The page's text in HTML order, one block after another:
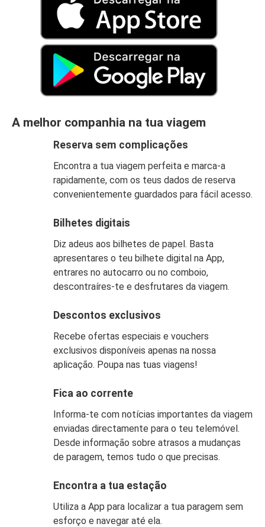
A melhor companhia na tua viagem
Reserva sem complicações
Encontra a tua viagem perfeita e marca-a
rapidamente, com os teus dados de reserva
convenientemente guardados para fácil acesso.
Bilhetes digitais
Diz adeus aos bilhetes de papel. Basta
apresentares o teu bilhete digital na App,
entrares no autocarro ou no comboio,
descontraíres-te e desfrutares da viagem.
Descontos exclusivos
Recebe ofertas especiais e vouchers
exclusivos disponíveis apenas na nossa
aplicação. Poupa nas tuas viagens!
Fica ao corrente
Informa-te com notícias importantes da viagem
enviadas directamente para o teu telemóvel.
Desde informação sobre atrasos a mudanças
de paragem, temos tudo o que precisas.
Encontra a tua estação
Utiliza a App para localizar a tua paragem sem
esforço e navegar até ela.